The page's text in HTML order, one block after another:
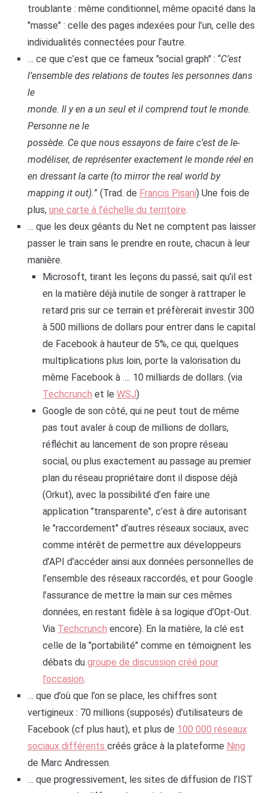
troublante : même conditionnel, même opacité dans la
"masse" : celle des pages indexées pour l’un, celle des
individualités connectées pour l’autre.
… ce que c’est que ce fameux "social graph" : “C’est
l’ensemble des relations de toutes les personnes dans
le
monde. Il y en a un seul et il comprend tout le monde.
Personne ne le
possède. Ce que nous essayons de faire c’est de le
modéliser, de représenter exactement le monde réel en
en dressant la carte (to mirror the real world by
mapping it out).” (Trad. de Francis Pisani) Une fois de
plus, une carte à l’échelle du territoire.
… que les deux géants du Net ne comptent pas laisser
passer le train sans le prendre en route, chacun à leur
manière.
Microsoft, tirant les leçons du passé, sait qu’il est
en la matière déjà inutile de songer à rattraper le
retard pris sur ce terrain et préfèrerait investir 300
à 500 millions de dollars pour entrer dans le capital
de Facebook à hauteur de 5%, ce qui, quelques
multiplications plus loin, porte la valorisation du
même Facebook à …. 10 milliards de dollars. (via
Techcrunch et leWSJ)
Google de son côté, qui ne peut tout de même
pas tout avaler à coup de millions de dollars,
réfléchit au lancement de son propre réseau
social, ou plus exactement au passage au premier
plan du réseau propriétaire dont il dispose déjà
(Orkut), avec la possibilité d’en faire une
application "transparente", c’est à dire autorisant
le "raccordement" d’autres réseaux sociaux, avec
comme intérêt de permettre aux développeurs
d’API d’accéder ainsi aux données personnelles de
l’ensemble des réseaux raccordés, et pour Google
l’assurance de mettre la main sur ces mêmes
données, en restant fidèle à sa logique d’Opt-Out.
Via Techcrunch encore). En la matière, la clé est
celle de la "portabilité" comme en témoignent les
débats dugroupe de discussion créé pour
l’occasion.
… que d’où que l’on se place, les chiffres sont
vertigineux : 70 millions (supposés) d’utilisateurs de
Facebook (cf plus haut), et plus de 100 000 réseaux
sociaux différents créés grâce à la plateforme Ning
de Marc Andressen.
… que progressivement, les sites de diffusion de l’IST